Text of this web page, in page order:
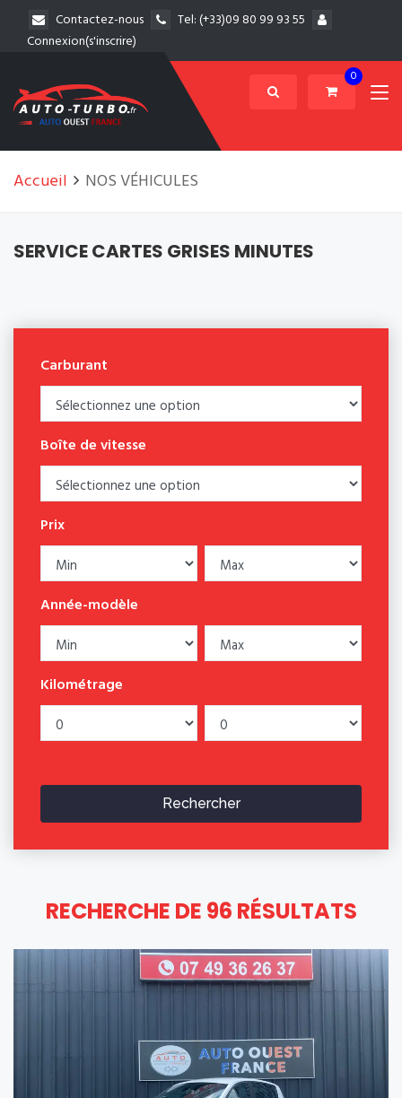
Contactez-nous Tel:(+33)09 80 99 93 55
Connexion(s'inscrire)
0
Accueil NOS VÉHICULES
SERVICE CARTES GRISES MINUTES
Carburant
Boîte de vitesse
Prix
Année-modèle
Kilométrage
Rechercher
RECHERCHE DE 96 RÉSULTATS